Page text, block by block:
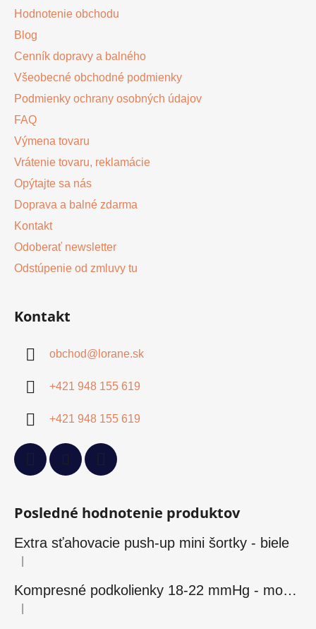
Hodnotenie obchodu
Blog
Cenník dopravy a balného
Všeobecné obchodné podmienky
Podmienky ochrany osobných údajov
FAQ
Výmena tovaru
Vrátenie tovaru, reklamácie
Opýtajte sa nás
Doprava a balné zdarma
Kontakt
Odoberať newsletter
Odstúpenie od zmluvy tu
Kontakt
obchod@ lorane.sk
+421 948 155 619
+421 948 155 619
Posledné hodnotenie produktov
Extra sťahovacie push-up mini šortky - biele
Hodnotenie produktu je 5 z 5 hviezdičiek.
Kompresné podkolienky 18-22 mmHg - modré
Hodnotenie produktu je 5 z 5 hviezdičiek.